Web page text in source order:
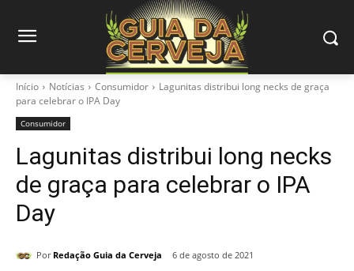
Início Notícias Consumidor
Lagunitas distribui long necks de graça
para celebrar o IPA Day
Consumidor
Lagunitas distribui long necks
de graça para celebrar o IPA
Day
Por Redação Guia da Cerveja 6 de agosto de 2021